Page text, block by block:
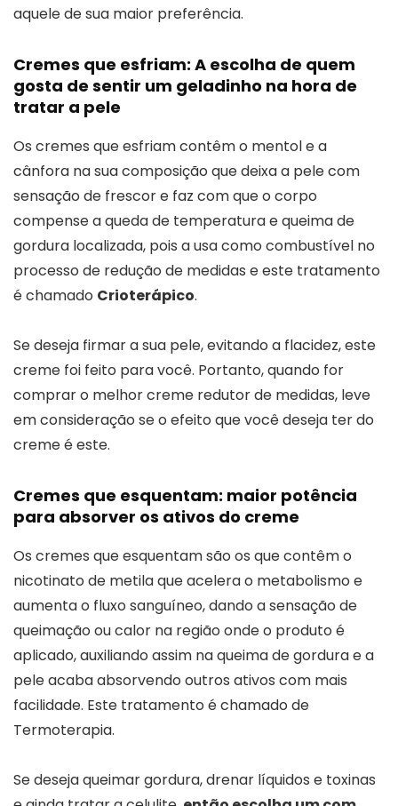
aquele de sua maior preferência.
Cremes que esfriam: A escolha de quem
gosta de sentir um geladinho na hora de
tratar a pele
Os cremes que esfriam contêm o mentol e a
cânfora na sua composição que deixa a pele com
sensação de frescor e faz com que o corpo
compense a queda de temperatura e queima de
gordura localizada, pois a usa como combustível no
processo de redução de medidas e este tratamento
é chamado Crioterápico.
Se deseja firmar a sua pele, evitando a flacidez, este
creme foi feito para você. Portanto, quando for
comprar o melhor creme redutor de medidas, leve
em consideração se o efeito que você deseja ter do
creme é este.
Cremes que esquentam: maior potência
para absorver os ativos do creme
Os cremes que esquentam são os que contêm o
nicotinato de metila que acelera o metabolismo e
aumenta o fluxo sanguíneo, dando a sensação de
queimação ou calor na região onde o produto é
aplicado, auxiliando assim na queima de gordura e a
pele acaba absorvendo outros ativos com mais
facilidade. Este tratamento é chamado de
Termoterapia.
Se deseja queimar gordura, drenar líquidos e toxinas